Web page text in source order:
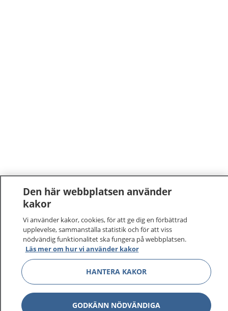
Den här webbplatsen använder
kakor
Vi använder kakor, cookies, för att ge dig en förbättrad
upplevelse, sammanställa statistik och för att viss
nödvändig funktionalitet ska fungera på webbplatsen.
Läs mer om hur vi använder kakor
HANTERA KAKOR
GODKÄNN NÖDVÄNDIGA